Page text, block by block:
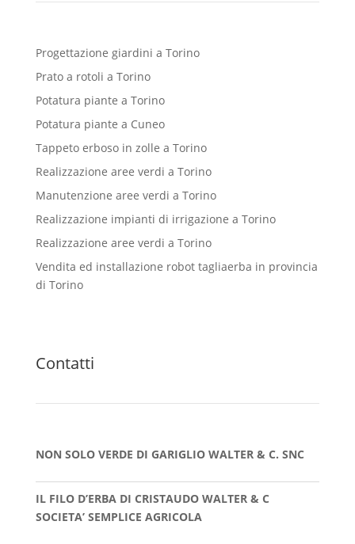
Progettazione giardini a Torino
Prato a rotoli a Torino
Potatura piante a Torino
Potatura piante a Cuneo
Tappeto erboso in zolle a Torino
Realizzazione aree verdi a Torino
Manutenzione aree verdi a Torino
Realizzazione impianti di irrigazione a Torino
Realizzazione aree verdi a Torino
Vendita ed installazione robot tagliaerba in provincia
di Torino
Contatti
NON SOLO VERDE DI GARIGLIO WALTER & C. SNC
IL FILO D’ERBA DI CRISTAUDO WALTER & C
SOCIETA’ SEMPLICE AGRICOLA